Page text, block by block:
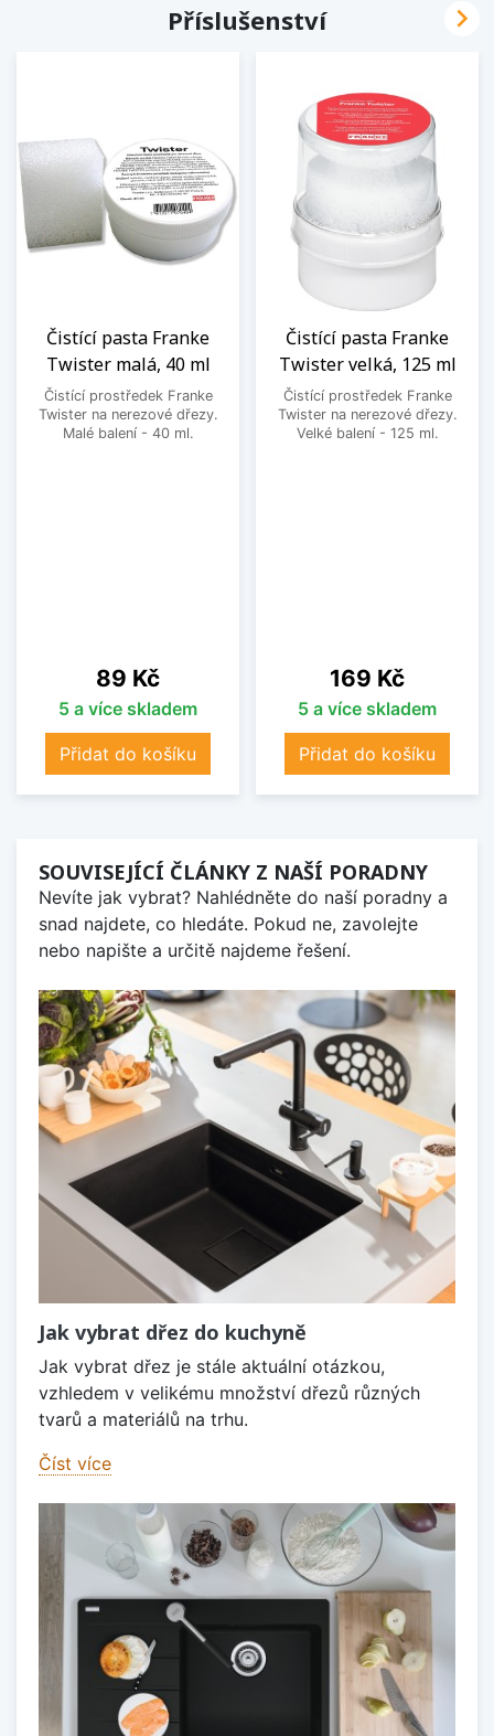
Příslušenství
Čistící pasta Franke
Twister malá, 40 ml
Čistící prostředek Franke
Twister na nerezové dřezy.
Malé balení - 40 ml.
Cena
89 Kč
5 a více skladem
Přidat do košíku
Čistící pasta Franke
Twister velká, 125 ml
Čistící prostředek Franke
Twister na nerezové dřezy.
Velké balení - 125 ml.
Cena
169 Kč
5 a více skladem
Přidat do košíku

SOUVISEJÍCÍ ČLÁNKY Z NAŠÍ PORADNY
Nevíte jak vybrat? Nahlédněte do naší poradny a
snad najdete, co hledáte. Pokud ne, zavolejte
nebo napište a určitě najdeme řešení.
Jak vybrat dřez do kuchyně
Jak vybrat dřez je stále aktuální otázkou,
vzhledem v velikému množství dřezů různých
tvarů a materiálů na trhu.
Číst více